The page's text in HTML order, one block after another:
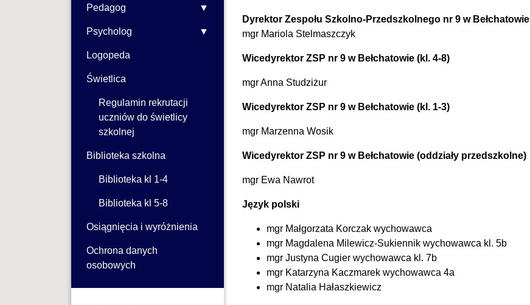
Dyrektor Zespołu Szkolno-Przedszkolnego nr 9 w Bełchatowie
mgr Mariola Stelmaszczyk
Wicedyrektor ZSP nr 9 w Bełchatowie (kl. 4-8)
mgr Anna Studziżur
Wicedyrektor ZSP nr 9 w Bełchatowie (kl. 1-3)
mgr Marzenna Wosik
Wicedyrektor ZSP nr 9 w Bełchatowie (oddziały przedszkolne)
mgr Ewa Nawrot
Język polski
mgr Małgorzata Korczak wychowawca
mgr Magdalena Milewicz-Sukiennik wychowawca kl. 5b
mgr Justyna Cugier wychowawca kl. 7b
mgr Katarzyna Kaczmarek wychowawca 4a
mgr Natalia Hałaszkiewicz
Pedagog
Psycholog
Logopeda
Świetlica
Regulamin rekrutacji
uczniów do świetlicy
szkolnej
Biblioteka szkolna
Biblioteka kl 1-4
Biblioteka kl 5-8
Osiągnięcia i wyróżnienia
Ochrona danych
osobowych